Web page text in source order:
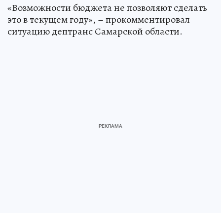
«Возможности бюджета не позволяют сделать
это в текущем году», – прокомментировал
ситуацию дептранс Самарской области.